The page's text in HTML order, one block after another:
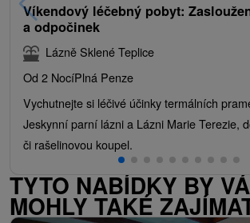
Víkendový léčebný pobyt:
a odpočinek
Lázně Sklené Teplice
Od 2 NocíPlná Penze
Vychutnejte si léčivé účinky termálních
Jeskynní parní lázni a Lázni Marie Terezie,
či rašelinovou koupel.
TYTO NABÍDKY BY
MOHLY TAKÉ